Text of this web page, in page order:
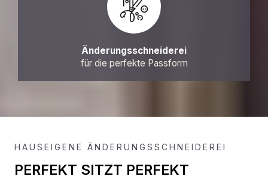
Änderungsschneiderei
für die perfekte Passform
HAUSEIGENE ÄNDERUNGSSCHNEIDEREI
PERFEKT SITZT PERFEKT